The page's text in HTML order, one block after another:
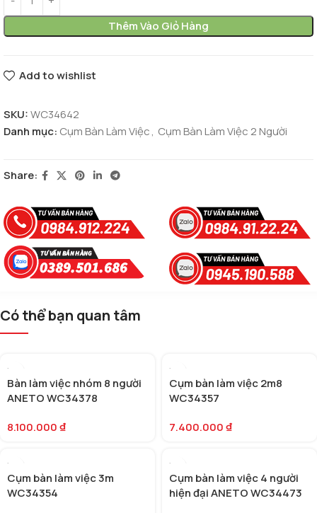
Thêm Vào Giỏ Hàng
Add to wishlist
SKU:WC34642
Danh mục: Cụm Bàn Làm Việc, Cụm Bàn Làm Việc 2 Người
Share:
Có thể bạn quan tâm
Bàn làm việc nhóm 8 người
ANETO WC34378
8.100.000₫
Cụm bàn làm việc 2m8
WC34357
7.400.000₫
Cụm bàn làm việc 3m
WC34354
Cụm bàn làm việc 4 người
hiện đại ANETO WC34473